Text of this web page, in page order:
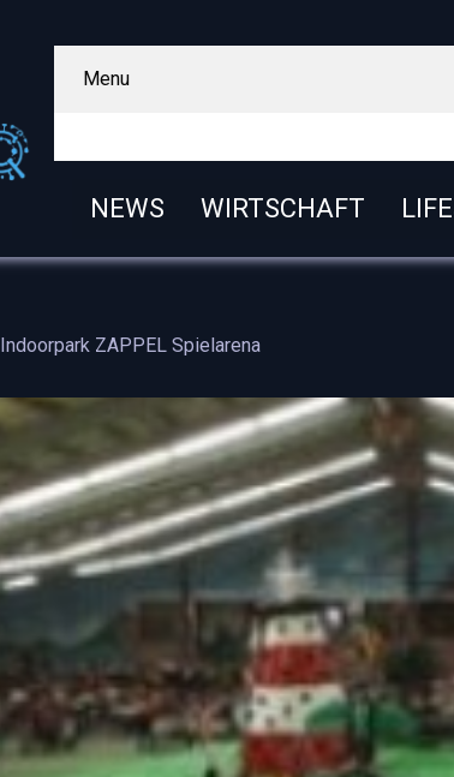
Menu
NEWS WIRTSCHAFT
Indoorpark ZAPPEL Spielarena